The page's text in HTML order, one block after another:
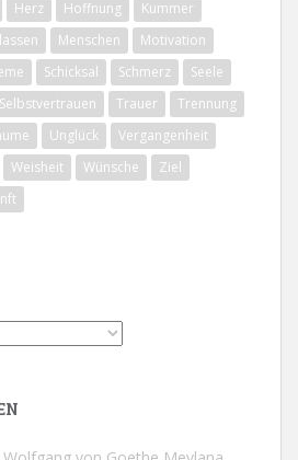
Herz Hoffnung
Kummer
Menschen
Motivation
Schicksal Schmerz
Seele
Selbstvertrauen Trauer
Trennung
Unglück
Vergangenheit
Weisheit Wünsche
Ziel